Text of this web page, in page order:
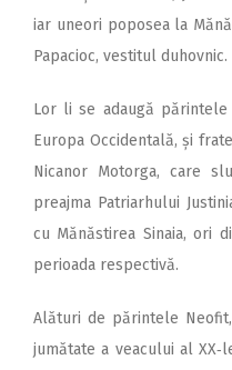
iar uneori poposea la
Papacioc, vestitul duhovnic.
Lor li se adaugă
Europa Occidentală, și
Nicanor Motorga, care
preajma Patriarhului
cu Mănăstirea Sinaia, ori
perioada respectivă.
Alături de părintele
jumătate a veacului al